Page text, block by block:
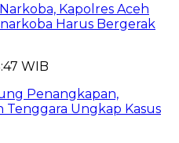
Kapolres Aceh
Harus Bergerak
WIB
Penangkapan,
Tenggara Ungkap Kasus